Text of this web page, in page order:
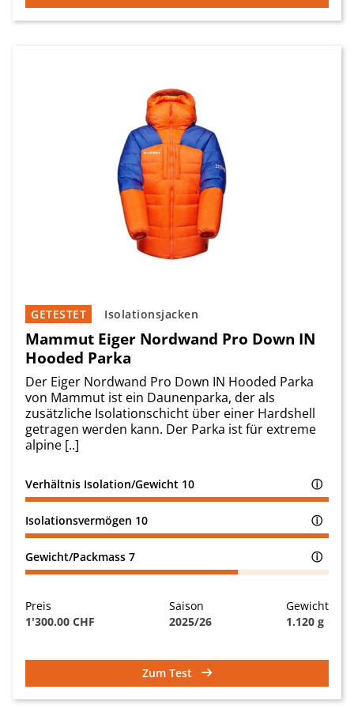
Isolationsjacken
GETESTET
Mammut Eiger Nordwand Pro Down IN
Hooded Parka
Der Eiger Nordwand Pro Down IN Hooded Parka
von Mammut ist ein Daunenparka, der als
zusätzliche Isolationschicht über einer Hardshell
getragen werden kann. Der Parka ist für extreme
alpine [..]
Verhältnis Isolation/Gewicht 10 ⓘ
Isolationsvermögen 10 ⓘ
Gewicht/Packmass 7 ⓘ
Preis
1'300.00 CHF
Saison
2025/26
Gewicht
1.120 g
Zum Test